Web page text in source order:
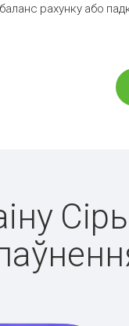
рахунку або